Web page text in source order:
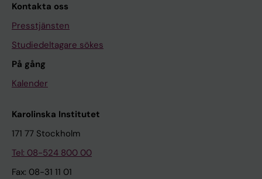
Kontakta oss
Presstjänsten
Studiedeltagare sökes
På gång
Kalender
Karolinska Institutet
171 77 Stockholm
Tel: 08-524 800 00
Fax: 08-31 11 01